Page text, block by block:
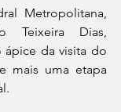
Metropolitana,
Teixeira Dias,
ápice da visita do
mais uma etapa